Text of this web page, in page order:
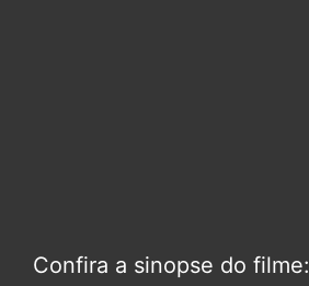
Confira a sinopse do filme: